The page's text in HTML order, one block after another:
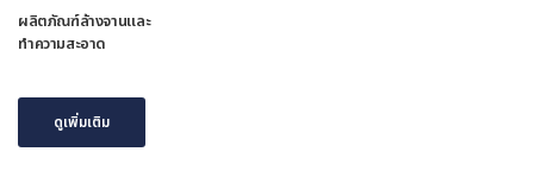
ผลิตภัณฑ์ล้างจานและ
ทำความสะอาด
ดูเพิ่มเติม